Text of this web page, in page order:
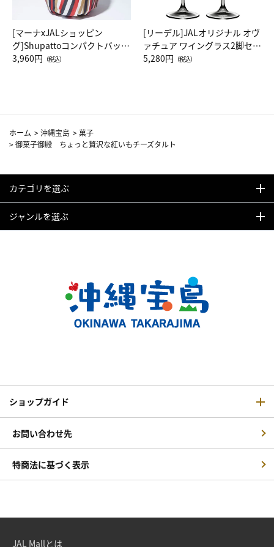
[マーナxJALショッピン
グ]Shupattoコンパクトバッグ
Drop JAL客室乗務員（LC）ス
3,960円 （税込）
[リーデル]JALオリジナル オヴ
ァチュア ワイングラス2脚セッ
ト（レッドワイン）
5,280円 （税込）
ホーム >沖縄宝島 >菓子
>御菓子御殿 ちょっと贅沢な紅いもチーズタルト
カテゴリを選ぶ
ジャンルを選ぶ
ショップガイド
お問い合わせ先
特商法に基づく表示
JAL Mallとは